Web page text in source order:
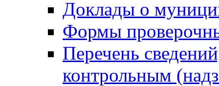
Доклады о
Формы
Перечень
контрольным